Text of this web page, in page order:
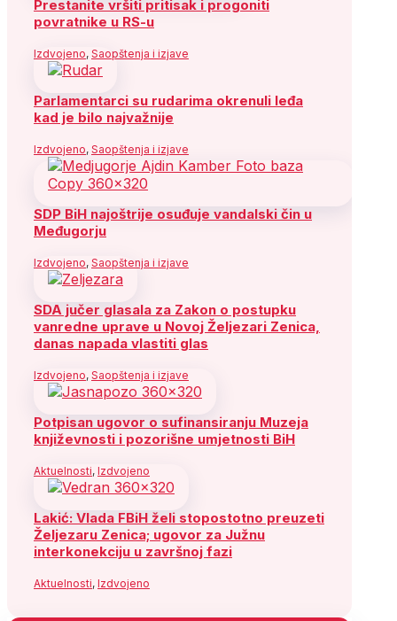
Prestanite vršiti pritisak i progoniti
povratnike u RS-u
Izdvojeno, Saopštenja i izjave
Parlamentarci su rudarima okrenuli leđa
kad je bilo najvažnije
Izdvojeno, Saopštenja i izjave
SDP BiH najoštrije osuđuje vandalski čin u
Međugorju
Izdvojeno, Saopštenja i izjave
SDA jučer glasala za Zakon o postupku
vanredne uprave u Novoj Željezari Zenica,
danas napada vlastiti glas
Izdvojeno, Saopštenja i izjave
Potpisan ugovor o sufinansiranju Muzeja
književnosti i pozorišne umjetnosti BiH
Aktuelnosti, Izdvojeno
Lakić: Vlada FBiH želi stopostotno preuzeti
Željezaru Zenica; ugovor za Južnu
interkonekciju u završnoj fazi
Aktuelnosti, Izdvojeno